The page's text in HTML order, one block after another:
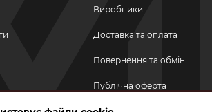
Виробники
Доставка та оплата
Повернення та обмін
Публічна оферта